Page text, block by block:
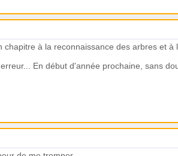
à la reconnaissance des arbres et à
En début d'année prochaine, sans